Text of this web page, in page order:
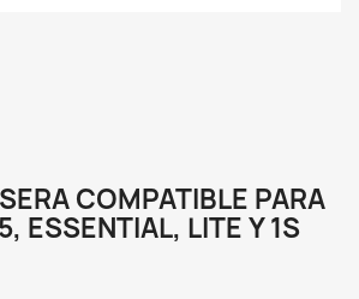
COMPATIBLE PARA
ESSENTIAL, LITE Y 1S